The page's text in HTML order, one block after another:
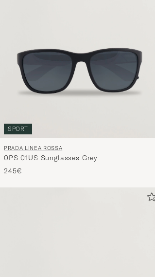
SPORT
PRADA LINEA ROSSA
0PS 01US Sunglasses Grey
245€